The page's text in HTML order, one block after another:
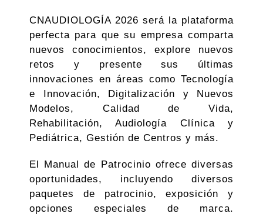
CNAUDIOLOGÍA 2026 será la plataforma
perfecta para que su empresa comparta
nuevos conocimientos, explore nuevos
retos y presente sus últimas
innovaciones en áreas como Tecnología
e Innovación, Digitalización y Nuevos
Modelos, Calidad de Vida,
Rehabilitación, Audiología Clínica y
Pediátrica, Gestión de Centros y más.
El Manual de Patrocinio ofrece diversas
oportunidades, incluyendo diversos
paquetes de patrocinio, exposición y
opciones especiales de marca.